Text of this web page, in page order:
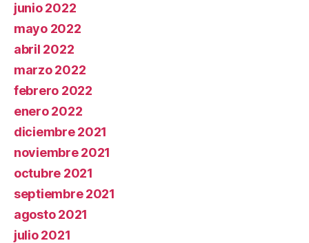
junio 2022
mayo 2022
abril 2022
marzo 2022
febrero 2022
enero 2022
diciembre 2021
noviembre 2021
octubre 2021
septiembre 2021
agosto 2021
julio 2021